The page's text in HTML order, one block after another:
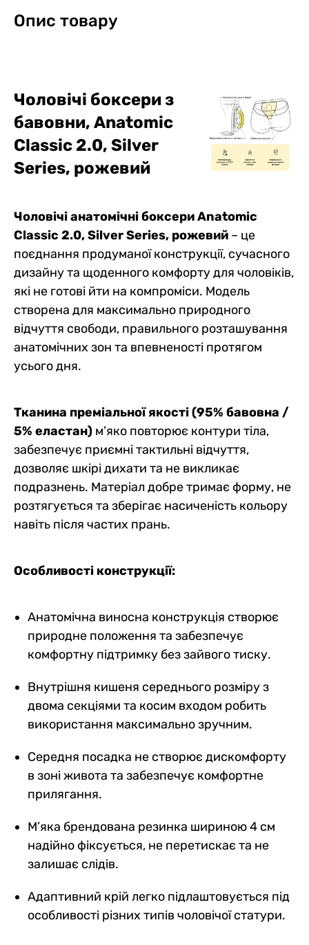
Опис товару
Чоловічі боксери з
бавовни, Anatomic
Classic 2.0, Silver
Series, рожевий
Чоловічі анатомічні боксери Anatomic
Classic 2.0, Silver Series, рожевий – це
поєднання продуманої конструкції, сучасного
дизайну та щоденного комфорту для чоловіків,
які не готові йти на компроміси. Модель
створена для максимально природного
відчуття свободи, правильного розташування
анатомічних зон та впевненості протягом
усього дня.
Тканина преміальної якості (95% бавовна /
5% еластан) м’яко повторює контури тіла,
забезпечує приємні тактильні відчуття,
дозволяє шкірі дихати та не викликає
подразнень. Матеріал добре тримає форму, не
розтягується та зберігає насиченість кольору
навіть після частих прань.
Особливості конструкції:
Анатомічна виносна конструкція створює
природне положення та забезпечує
комфортну підтримку без зайвого тиску.
Внутрішня кишеня середнього розміру з
двома секціями та косим входом робить
використання максимально зручним.
Середня посадка не створює дискомфорту
в зоні живота та забезпечує комфортне
прилягання.
М’яка брендована резинка шириною 4 см
надійно фіксується, не перетискає та не
залишає слідів.
Адаптивний крій легко підлаштовується під
особливості різних типів чоловічої статури.